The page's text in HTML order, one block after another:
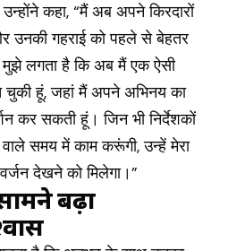
कहा, “मैं अब अपने किरदारों
उनकी गहराई को पहले से बेहतर
लगता है कि अब मैं एक ऐसी
हूं, जहां मैं अपने अभिनय का
कर सकती हूं। जिन भी निर्देशकों
समय में काम करूंगी, उन्हें मेरा
देखने को मिलेगा।”
बढ़ा